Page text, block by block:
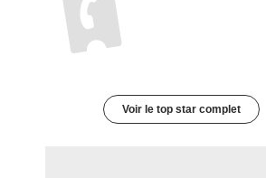
Voir le top star complet